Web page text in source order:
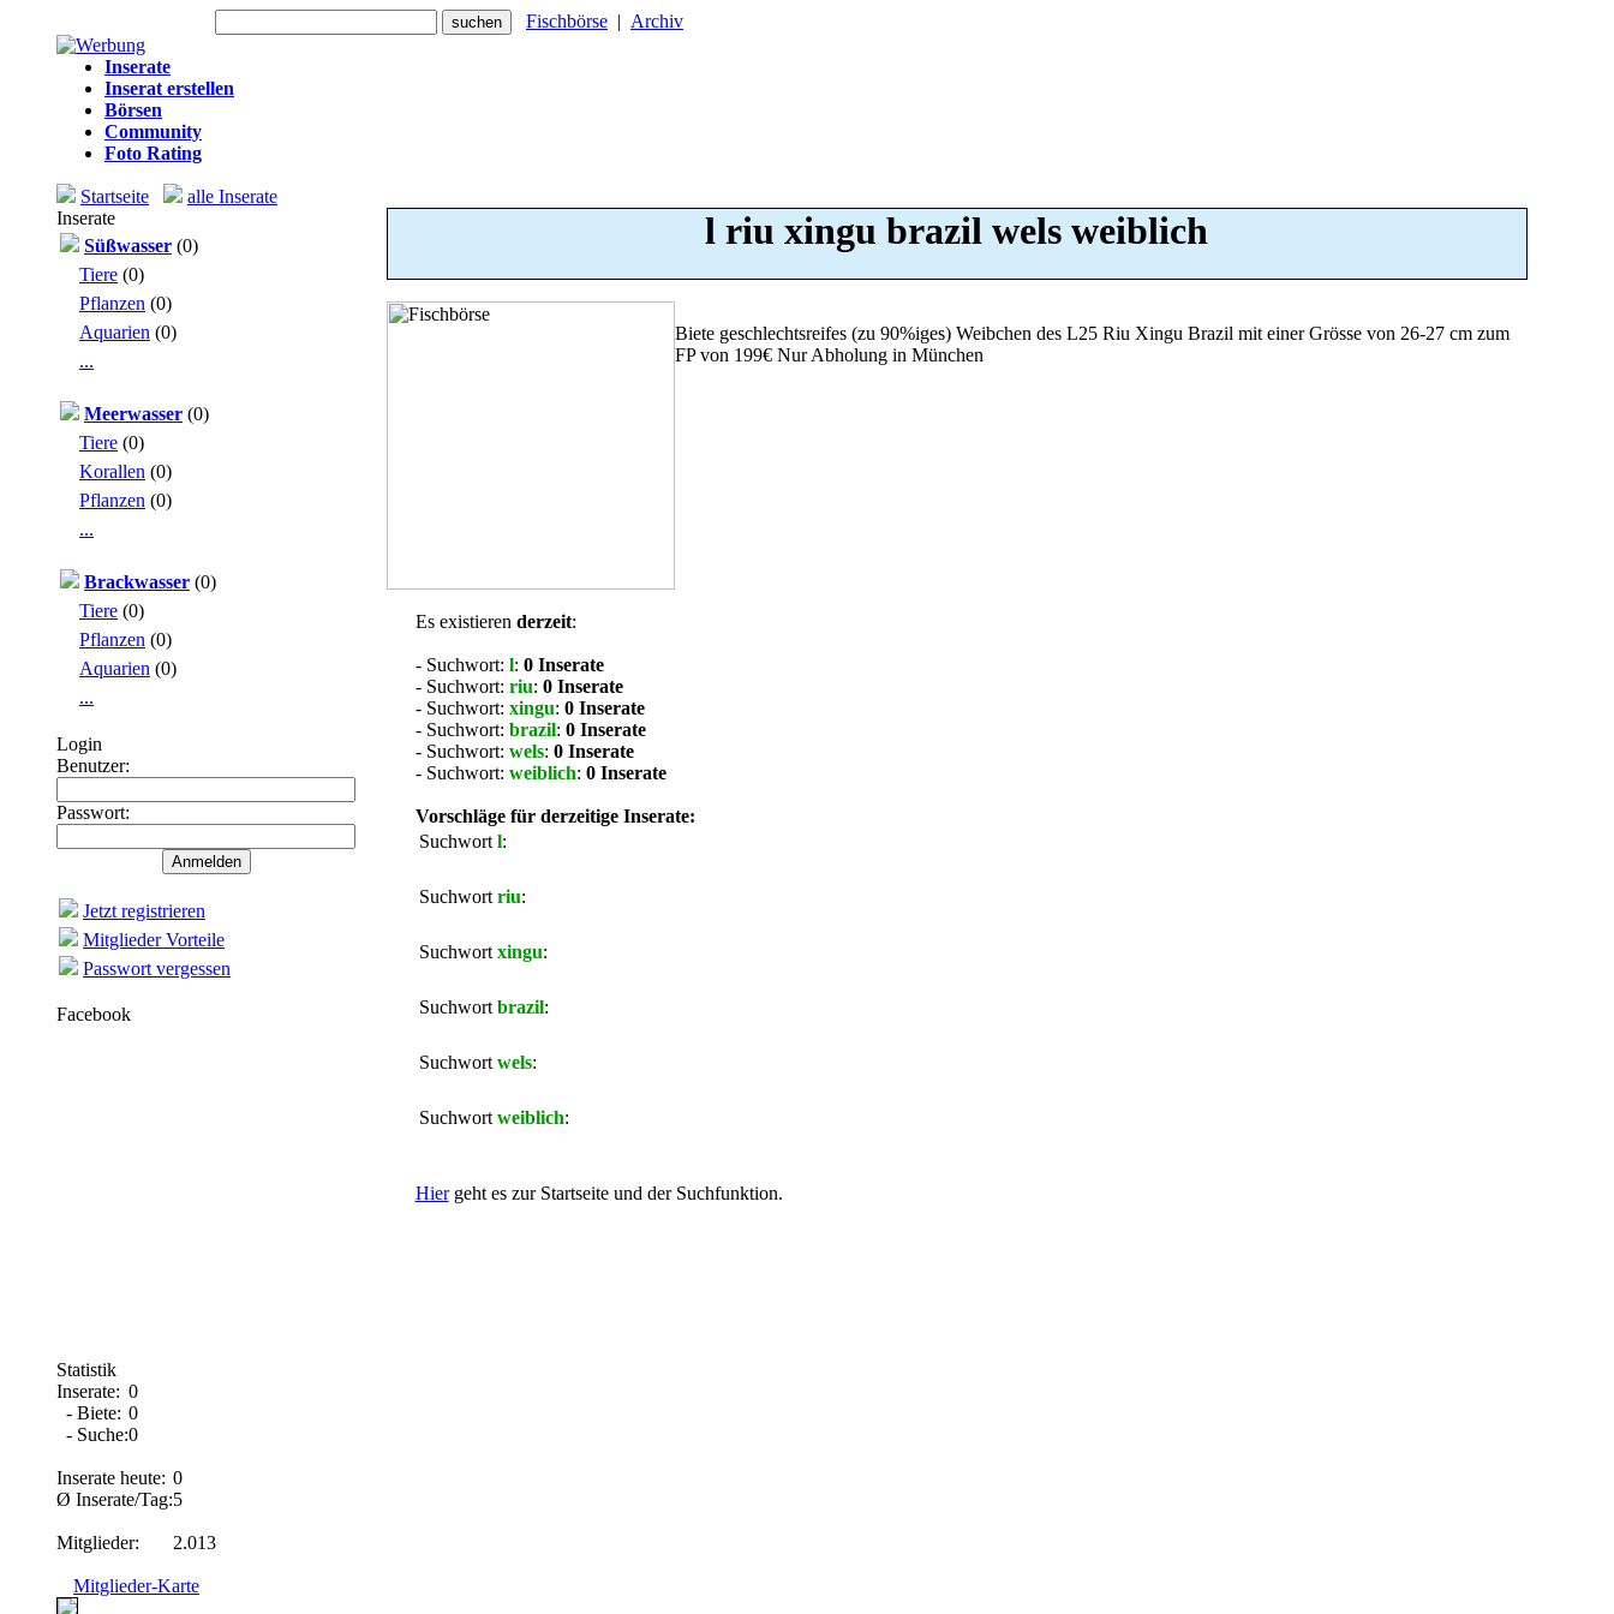
Fischbörse | Archiv
Inserate
Inserat erstellen
Börsen
Community
Foto Rating
Startseite
alle Inserate
Inserate
Süßwasser (0)
Tiere (0)
Pflanzen (0)
Aquarien (0)
...
Meerwasser (0)
Tiere (0)
Korallen (0)
Pflanzen (0)
...
Brackwasser (0)
Tiere (0)
Pflanzen (0)
Aquarien (0)
...
Login
Benutzer:
Passwort:
Jetzt registrieren
Mitglieder Vorteile
Passwort vergessen
Facebook
Statistik
Inserate: 0
- Biete: 0
- Suche:0
Inserate heute: 0
Ø Inserate/Tag:5
Mitglieder: 2.013
Mitglieder-Karte
l riu xingu brazil wels weiblich
Biete geschlechtsreifes (zu 90%iges) Weibchen des L25 Riu Xingu Brazil mit einer Grösse von 26-27 cm zum
FP von 199€ Nur Abholung in München
Es existieren derzeit:
- Suchwort: l: 0 Inserate
- Suchwort: riu: 0 Inserate
- Suchwort: xingu: 0 Inserate
- Suchwort: brazil: 0 Inserate
- Suchwort: wels: 0 Inserate
- Suchwort: weiblich: 0 Inserate
Vorschläge für derzeitige Inserate:
Suchwort l:
Suchwort riu:
Suchwort xingu:
Suchwort brazil:
Suchwort wels:
Suchwort weiblich:
Hiergeht es zur Startseite und der Suchfunktion.